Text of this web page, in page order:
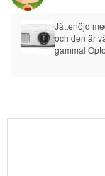
Jättenöjd
och den är
gammal
regnbåge
kommer
fa bättre